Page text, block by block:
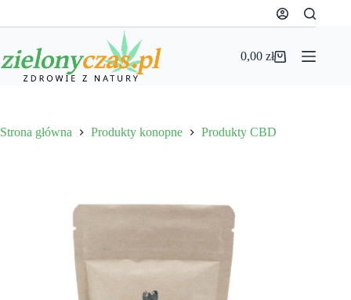
Koszyk
0,00zł
Strona główna Produkty konopne Produkty CBD